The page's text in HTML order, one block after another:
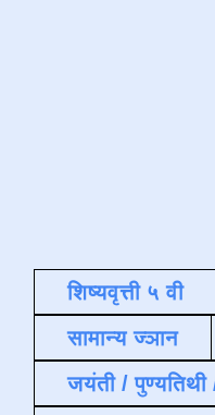
शिष्यवृत्ती ५ वी
सामान्य ज्ञान
जयंती / पुण्यतिथी